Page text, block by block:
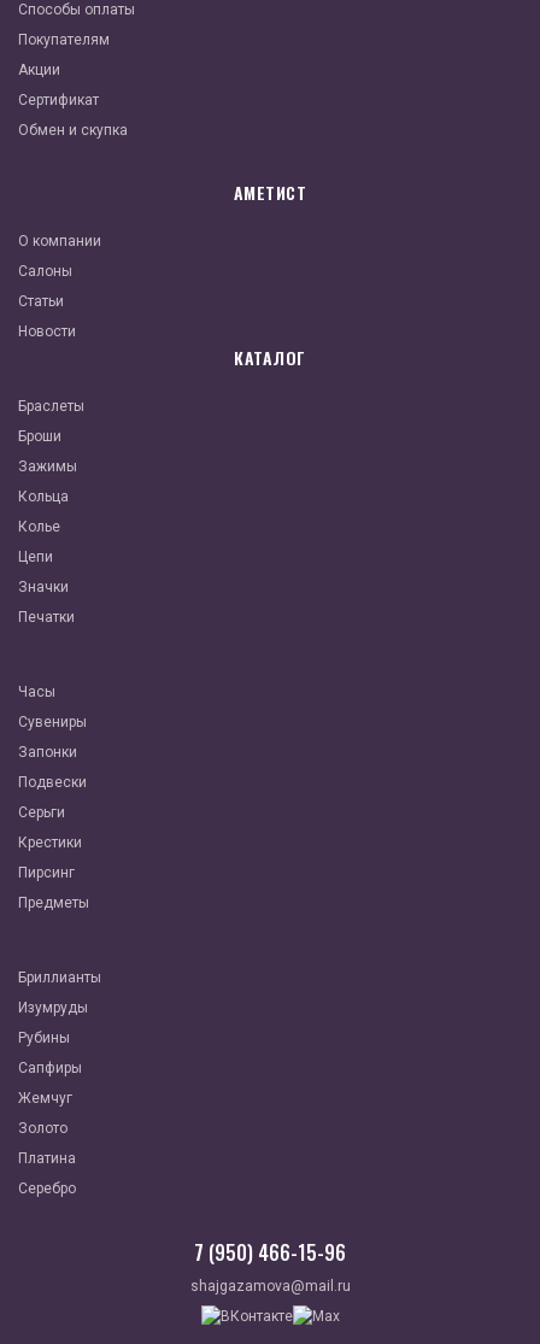
Способы оплаты
Покупателям
Акции
Сертификат
Обмен и скупка
АМЕТИСТ
О компании
Салоны
Статьи
Новости
КАТАЛОГ
Браслеты
Броши
Зажимы
Кольца
Колье
Цепи
Значки
Печатки
Часы
Сувениры
Запонки
Подвески
Серьги
Крестики
Пирсинг
Предметы
Бриллианты
Изумруды
Рубины
Сапфиры
Жемчуг
Золото
Платина
Серебро
7 (950) 466-15-96
shajgazamova@mail.ru